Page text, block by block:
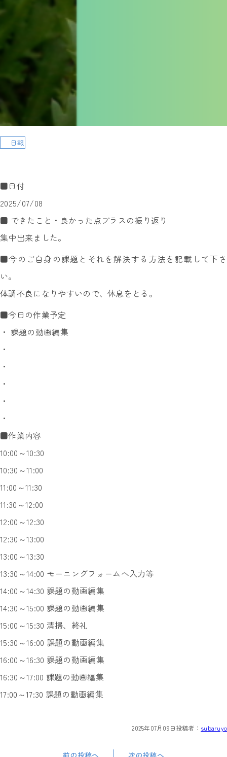
日報
■日付
2025/07/08
■ できたこと・良かった点プラスの振り返り
集中出来ました。
■今のご自身の課題とそれを解決する方法を記載して下さ
い。
体調不良になりやすいので、休息をとる。
■今日の作業予定
・ 課題の動画編集
・
・
・
・
・
■作業内容
10:00～10:30
10:30～11:00
11:00～11:30
11:30～12:00
12:00～12:30
12:30～13:00
13:00～13:30
13:30～14:00 モーニングフォームへ入力等
14:00～14:30 課題の動画編集
14:30～15:00 課題の動画編集
15:00～15:30 清掃、終礼
15:30～16:00 課題の動画編集
16:00～16:30 課題の動画編集
16:30～17:00 課題の動画編集
17:00～17:30 課題の動画編集
2025年07月09日投稿者： subaruyo
前の投稿へ 次の投稿へ